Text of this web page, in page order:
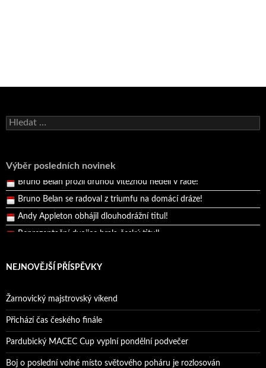
Vyhledávání
Výběr posledních novinek
Bruno Belan se radoval z triumfu na domácí dráze!
Reprezentační dvojice brala český titul!
Reprezentační dvojice brala český titul!
NEJNOVĚJŠÍ PŘÍSPĚVKY
Žarnovický majstrovský víkend
Přichází čas českého finále
Pardubický MACEC Cup vyplní pondělní podvečer
Boj o poslední volné místo světového poháru je rozlosován